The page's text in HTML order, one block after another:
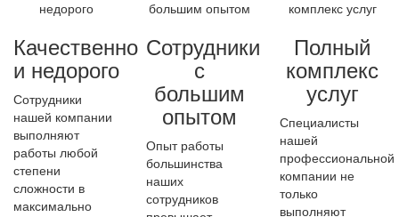
Качественно
и недорого
Сотрудники
нашей компании
выполняют
работы любой
степени
сложности в
максимально
Сотрудники
с
большим
опытом
Опыт работы
большинства
наших
сотрудников
Полный
комплекс
услуг
Специалисты
нашей
профессиональной
компании не
только
выполняют